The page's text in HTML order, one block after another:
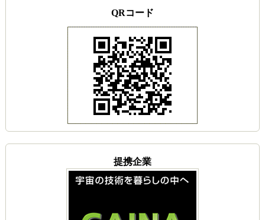
QRコード
提携企業